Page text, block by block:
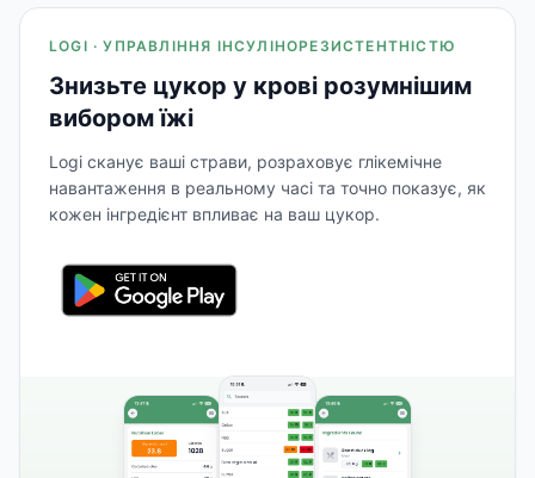
LOGI · УПРАВЛІННЯ ІНСУЛІНОРЕЗИСТЕНТНІСТЮ
Знизьте цукор у крові розумнішим
вибором їжі
Logi сканує ваші страви, розраховує глікемічне
навантаження в реальному часі та точно показує, як
кожен інгредієнт впливає на ваш цукор.